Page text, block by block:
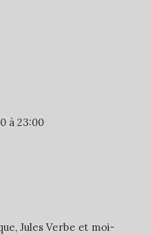
à 23:00
Jules Verbe et moi-